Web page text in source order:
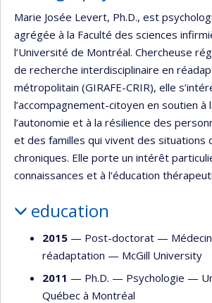
Marie Josée Levert, Ph.D., est
agrégée à la Faculté des sciences
l’Université de Montréal. Chercheuse
de recherche interdisciplinaire en
métropolitain (GIRAFE-CRIR), elle
l’accompagnement-citoyen en soutien à
l’autonomie et à la résilience des
et des familles qui vivent des situations
chroniques. Elle porte un intérêt
connaissances et à l’éducation
education
2015 — Post-doctorat —
réadaptation — McGill University
2011 — Ph.D. — Psychologie —
Québec à Montréal